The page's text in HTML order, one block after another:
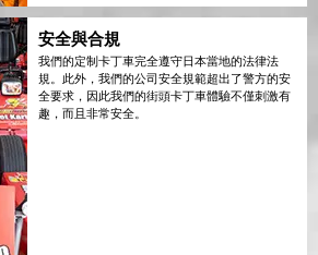
安全與合規
我們的定制卡丁車完全遵守日本當地的法律法
規。此外，我們的公司安全規範超出了警方的安
全要求，因此我們的街頭卡丁車體驗不僅刺激有
趣，而且非常安全。